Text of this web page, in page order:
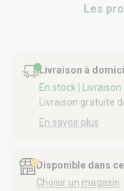
Les
Livraison à
En stock
|
Livraison gratuite
En savoir plus
Disponible dans
Choisir un magasin